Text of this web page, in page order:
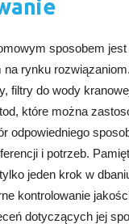
sposobem
rynku
filtry do wody
które można
odpowiedniego
i potrzeb.
jeden krok w
kontrolowanie
dotyczących jej